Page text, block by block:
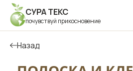
СУРА ТЕКС
почувствуй прикосновение
Назад